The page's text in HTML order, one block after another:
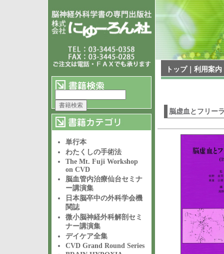
単行本
わたくしの手術法
The Mt. Fuji Workshop
on CVD
脳血管内治療仙台セミナ
ー講演集
日本脳卒中の外科学会機
関誌
微小脳神経外科解剖セミ
ナー講演集
デイケア全集
CVD Grand Round Series
トップ｜ 利用案内
脳虚血とフリー